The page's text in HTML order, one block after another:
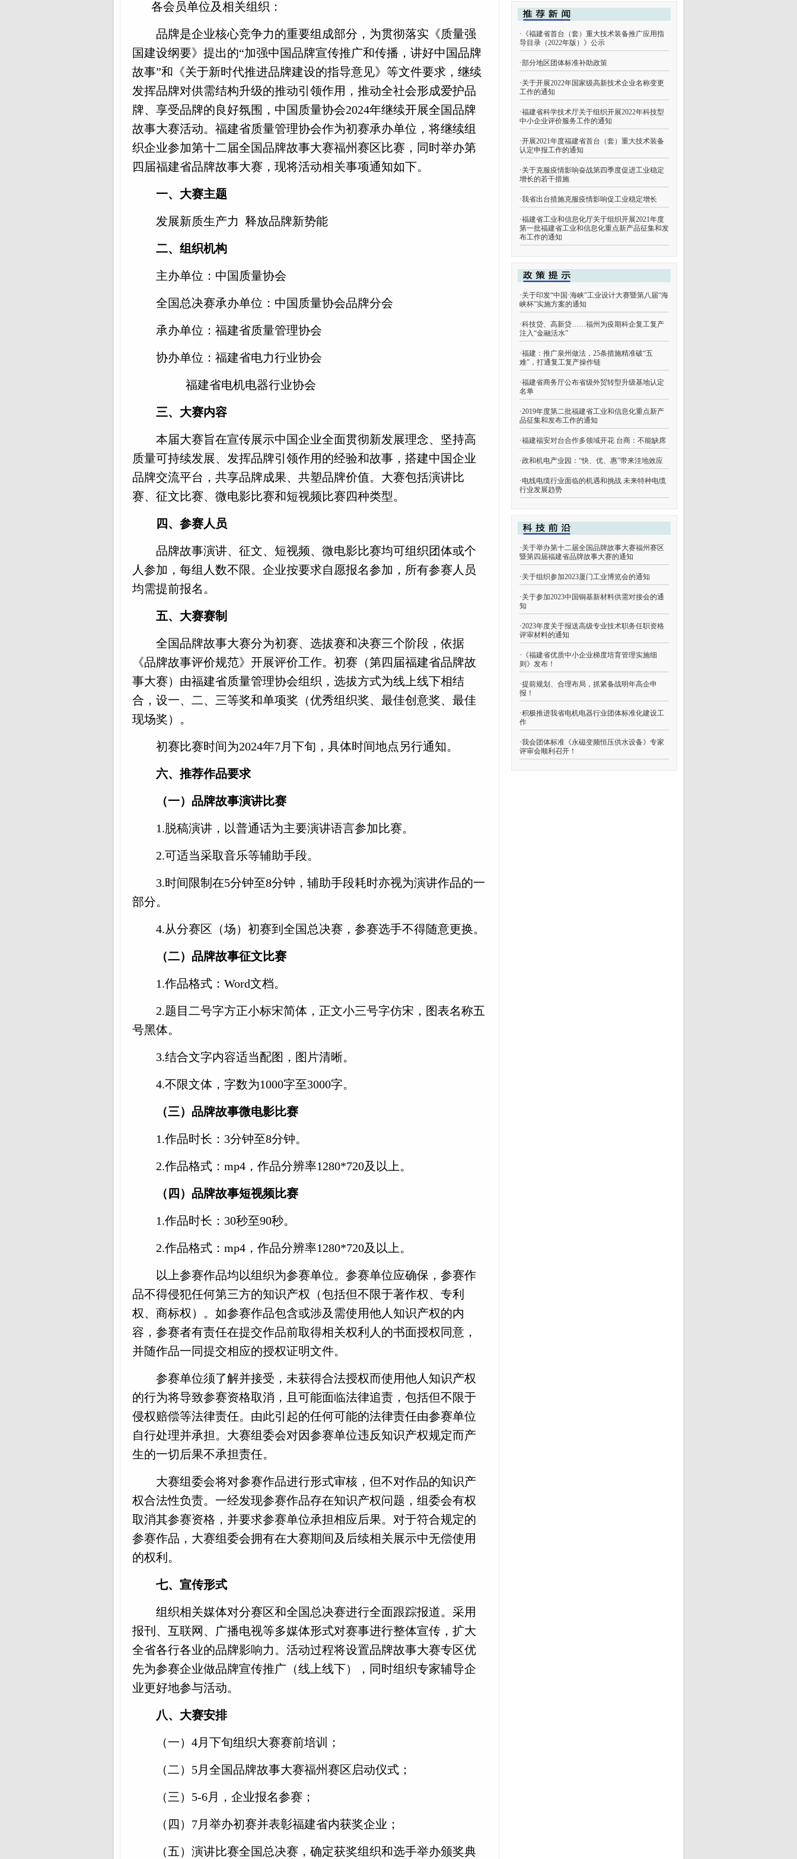
各会员单位及相关组织：
品牌是企业核心竞争力的重要组成部分，为贯彻落实《质量强
国建设纲要》提出的“加强中国品牌宣传推广和传播，讲好中国品牌
故事”和《关于新时代推进品牌建设的指导意见》等文件要求，继续
发挥品牌对供需结构升级的推动引领作用，推动全社会形成爱护品
牌、享受品牌的良好氛围， 中国质量协会2024年继续开展全国品牌
故事大赛活动。 福建省质量管理协会作为初赛承办单位 ， 将继续组
织企业参加第十二届全国品牌故事大赛福州赛区比赛， 同时举办第
四届福建省品牌故事大赛，现将活动相关事项通知如下。
一、大赛主题
发展新质生产力 释放品牌新势能
二、组织机构
主办单位：中国质量协会
全国总决赛承办单位：中国质量协会品牌分会
承办单位：福建省质量管理协会
协办单位：福建省电力行业协会
福建省电机电器行业协会
三、大赛内容
本届大赛旨在宣传展示中国企业全面贯彻新发展理念、坚持高
质量可持续发展、发挥品牌引领作用的经验和故事，搭建中国企业
品牌交流平台，共享品牌成果、共塑品牌价值。大赛包括演讲比
赛、征文比赛、微电影比赛和短视频比赛四种类型。
四、参赛人员
品牌故事演讲、征文、短视频、微电影比赛均可组织团体或个
人参加，每组人数不限。企业按要求自愿报名参加，所有参赛人员
均需提前报名。
五、大赛赛制
全国品牌故事大赛分为初赛、选拔赛和决赛三个阶段，依据
《品牌故事评价规范》开展评价工作。初赛（第四届福建省品牌故
事大赛）由福建省质量管理协会组织，选拔方式为线上线下相结
合，设一、二、三等奖和单项奖（优秀组织奖、最佳创意奖、最佳
现场奖）。
初赛比赛时间为2024年7月下旬， 具体时间地点另行通知。
六、推荐作品要求
（一）品牌故事演讲比赛
1.脱稿演讲，以普通话为主要演讲语言参加比赛。
2.可适当采取音乐等辅助手段。
3.时间限制在5分钟至8分钟，辅助手段耗时亦视为演讲作品的一
部分。
4.从分赛区（场）初赛到全国总决赛，参赛选手不得随意更换。
（二）品牌故事征文比赛
1.作品格式：Word文档。
2.题目二号字方正小标宋简体，正文小三号字仿宋，图表名称五
号黑体。
3.结合文字内容适当配图，图片清晰。
4.不限文体，字数为1000字至3000字。
（三）品牌故事微电影比赛
1.作品时长：3分钟至8分钟。
2.作品格式：mp4，作品分辨率1280*720及以上。
（四）品牌故事短视频比赛
1.作品时长：30秒至90秒。
2.作品格式：mp4，作品分辨率1280*720及以上。
以上参赛作品均以组织为参赛单位。参赛单位应确保，参赛作
品不得侵犯任何第三方的知识产权（包括但不限于著作权、专利
权、商标权）。如参赛作品包含或涉及需使用他人知识产权的内
容，参赛者有责任在提交作品前取得相关权利人的书面授权同意，
并随作品一同提交相应的授权证明文件。
参赛单位须了解并接受，未获得合法授权而使用他人知识产权
的行为将导致参赛资格取消，且可能面临法律追责，包括但不限于
侵权赔偿等法律责任。由此引起的任何可能的法律责任由参赛单位
自行处理并承担。大赛组委会对因参赛单位违反知识产权规定而产
生的一切后果不承担责任。
大赛组委会将对参赛作品进行形式审核，但不对作品的知识产
权合法性负责。一经发现参赛作品存在知识产权问题，组委会有权
取消其参赛资格，并要求参赛单位承担相应后果。对于符合规定的
参赛作品，大赛组委会拥有在大赛期间及后续相关展示中无偿使用
的权利。
七、宣传形式
组织相关媒体对分赛区和全国总决赛进行全面跟踪报道。采用
报刊、互联网、广播电视等多媒体形式对赛事进行整体宣传，扩大
全省各行各业的品牌影响力。活动过程将设置品牌故事大赛专区优
先为参赛企业做品牌宣传推广（线上线下），同时组织专家辅导企
业更好地参与活动。
八、大赛安排
（一） 4月下旬组织大赛赛前培训；
（二） 5月全国品牌故事大赛福州赛区启动仪式；
（三） 5-6月，企业报名参赛；
（四） 7月举办初赛并表彰福建省内获奖企业；
（五）演讲比赛全国总决赛，确定获奖组织和选手举办颁奖典
· 《福建省首台（套）重大技术装备推广应用指
导目录（2022年版）》公示
·部分地区团体标准补助政策
·关于开展2022年国家级高新技术企业名称变更
工作的通知
·福建省科学技术厅关于组织开展2022年科技型
中小企业评价服务工作的通知
·开展2021年度福建省首台（套）重大技术装备
认定申报工作的通知
·关于克服疫情影响奋战第四季度促进工业稳定
增长的若干措施
·我省出台措施克服疫情影响促工业稳定增长
·福建省工业和信息化厅关于组织开展2021年度
第一批福建省工业和信息化重点新产品征集和发
布工作的通知
·关于印发“中国·海峡”工业设计大赛暨第八届“海
峡杯”实施方案的通知
·科技贷、高新贷……福州为疫期科企复工复产
注入“金融活水”
·福建：推广泉州做法，25条措施精准破“五
难”，打通复工复产操作链
·福建省商务厅公布省级外贸转型升级基地认定
名单
·2019年度第二批福建省工业和信息化重点新产
品征集和发布工作的通知
·福建福安对台合作多领域开花 台商：不能缺席
·政和机电产业园：“快、优、惠”带来洼地效应
·电线电缆行业面临的机遇和挑战 未来特种电缆
行业发展趋势
·关于举办第十二届全国品牌故事大赛福州赛区
暨第四届福建省品牌故事大赛的通知
·关于组织参加2023厦门工业博览会的通知
·关于参加2023中国铜基新材料供需对接会的通
知
·2023年度关于报送高级专业技术职务任职资格
评审材料的通知
· 《福建省优质中小企业梯度培育管理实施细
则》发布！
·提前规划、合理布局，抓紧备战明年高企申
报！
·积极推进我省电机电器行业团体标准化建设工
作
·我会团体标准《永磁变频恒压供水设备》专家
评审会顺利召开！